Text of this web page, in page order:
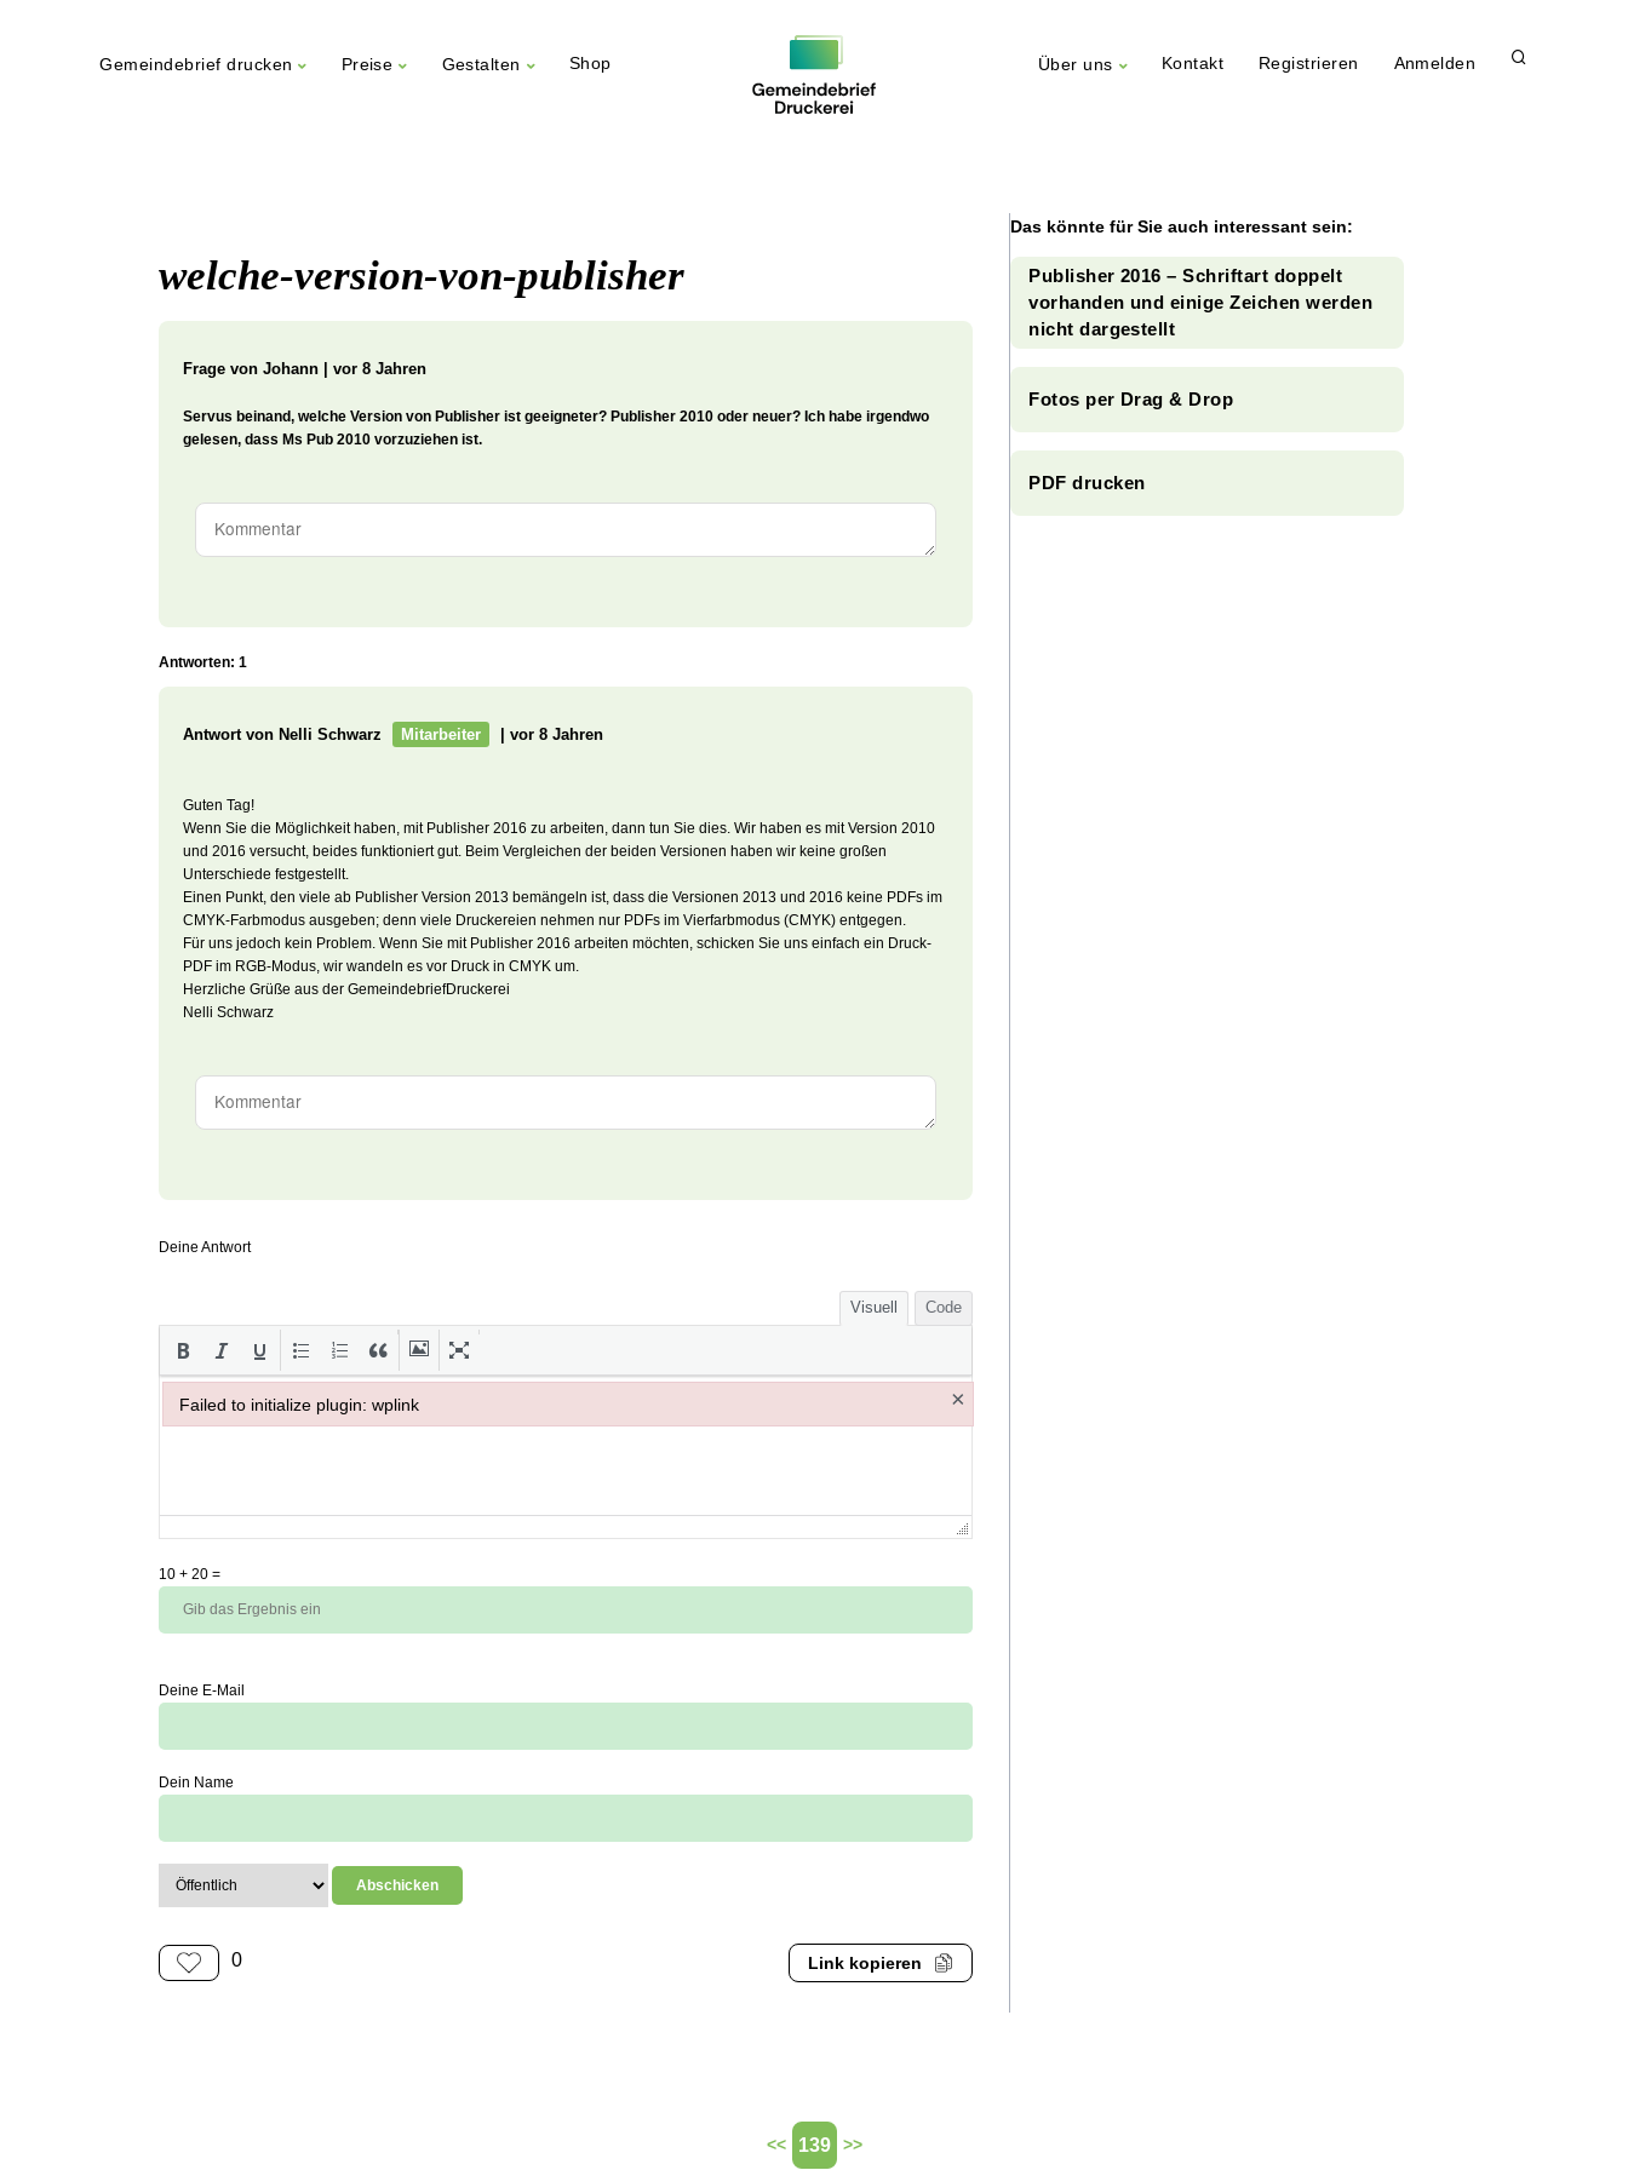
Gemeindebrief drucken Preise Gestalten Shop Über uns Kontakt Registrieren Anmelden
welche-version-von-publisher
Frage vonJohann | vor 8 Jahren
Servus beinand, welche Version von Publisher ist geeigneter? Publisher 2010 oder neuer? Ich habe irgendwo
gelesen, dass Ms Pub 2010 vorzuziehen ist.
Antworten: 1
Antwort von Nelli Schwarz Mitarbeiter | vor 8 Jahren
Guten Tag!
Wenn Sie die Möglichkeit haben, mit Publisher 2016 zu arbeiten, dann tun Sie dies. Wir haben es mit Version 2010
und 2016 versucht, beides funktioniert gut. Beim Vergleichen der beiden Versionen haben wir keine großen
Unterschiede festgestellt.
Einen Punkt, den viele ab Publisher Version 2013 bemängeln ist, dass die Versionen 2013 und 2016 keine PDFs im
CMYK-Farbmodus ausgeben; denn viele Druckereien nehmen nur PDFs im Vierfarbmodus (CMYK) entgegen.
Für uns jedoch kein Problem. Wenn Sie mit Publisher 2016 arbeiten möchten, schicken Sie uns einfach ein Druck-
PDF im RGB-Modus, wir wandeln es vor Druck in CMYK um.
Herzliche Grüße aus der GemeindebriefDruckerei
Nelli Schwarz
Deine Antwort
Visuell Code
10 + 20 =
Deine E-Mail
Dein Name
0 Link kopieren
Das könnte für Sie auch interessant sein:
Publisher 2016 – Schriftart doppelt
vorhanden und einige Zeichen werden
nicht dargestellt
Fotos per Drag & Drop
PDF drucken
<< 139 >>
Failed to initialize plugin: wplink ×
Failed to initialize plugin: wplink